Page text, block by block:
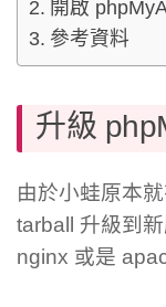
開啟
參考資料
升級
由於小蛙原本
tarball 升級到
nginx 或是